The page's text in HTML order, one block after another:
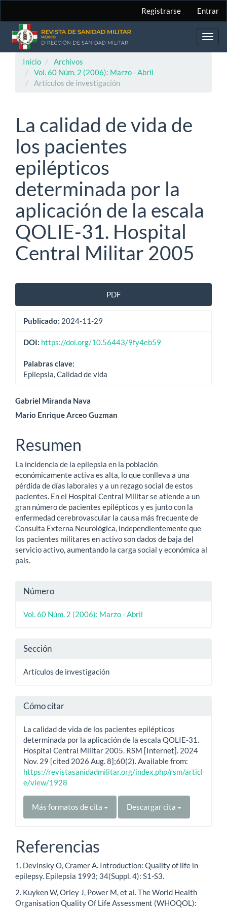
Contenido
principal
Barra
lateral
Registrarse Entrar
Inicio
Archivos
Vol. 60 Núm. 2 (2006): Marzo - Abril
Artículos de investigación
La calidad de vida de
los pacientes
epilépticos
determinada por la
aplicación de la escala
QOLIE-31. Hospital
Central Militar 2005
Barra
lateral
del
artículo
PDF
Publicado: 2024-11-29
DOI: https://doi.org/10.56443/9fy4eb59
Palabras clave:
Epilepsia, Calidad de vida
Contenido
principal
del
artículo
Gabriel Miranda Nava
Mario Enrique Arceo Guzman
Resumen
La incidencia de la epilepsia en la población
económicamente activa es alta, lo que conlleva a una
pérdida de días laborales y a un rezago social de estos
pacientes. En el Hospital Central Militar se atiende a un
gran número de pacientes epilépticos y es junto con la
enfermedad cerebrovascular la causa más frecuente de
Consulta Externa Neurológica, independientemente que
los pacientes militares en activo son dados de baja del
servicio activo, aumentando la carga social y económica al
país.
Detalles
del
Número
Vol. 60 Núm. 2 (2006): Marzo - Abril
Sección
Artículos de investigación
Cómo citar
La calidad de vida de los pacientes epilépticos
determinada por la aplicación de la escala QOLIE-31.
Hospital Central Militar 2005. RSM [Internet]. 2024
Nov. 29 [cited 2026 Aug. 8];60(2). Available from:
https://revistasanidadmilitar.org/index.php/rsm/articl
e/view/1928
Más formatos de cita Descargar cita
Referencias
1. Devinsky O, Cramer A. Introduction: Quality of life in
epilepsy. Epilepsia 1993; 34(Suppl. 4): S1-S3.
2. Kuyken W, Orley J, Power M, et al. The World Health
Organisation Quality Of Life Assessment (WHOQOL):